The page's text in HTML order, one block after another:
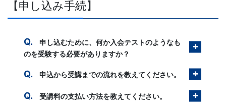
【申し込み手続】
申し込むために、何か入会テストのようなも
のを受験する必要がありますか？
申込から受講までの流れを教えてください。
受講料の支払い方法を教えてください。